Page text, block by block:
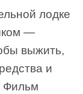
лодке
—
выжить,
и
Фильм